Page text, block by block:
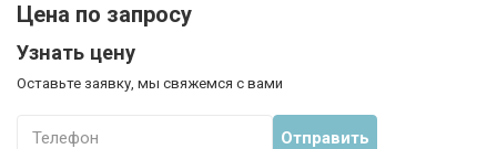
Цена по запросу
Узнать цену
Оставьте заявку, мы свяжемся с вами
Телефон